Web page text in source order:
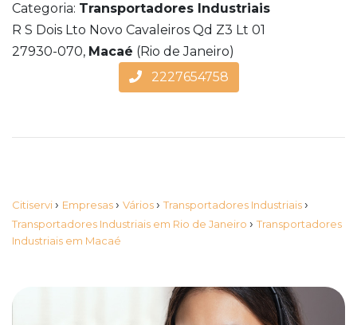
Categoria: Transportadores Industriais
R S Dois Lto Novo Cavaleiros Qd Z3 Lt 01
27930-070, Macaé (Rio de Janeiro)
2227654758
Citiservi › Empresas › Vários › Transportadores Industriais ›
Transportadores Industriais em Rio de Janeiro › Transportadores
Industriais em Macaé